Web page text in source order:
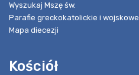
Wyszukaj Mszę św.
Parafie greckokatolickie i wojskowe
Mapa diecezji
Kościół